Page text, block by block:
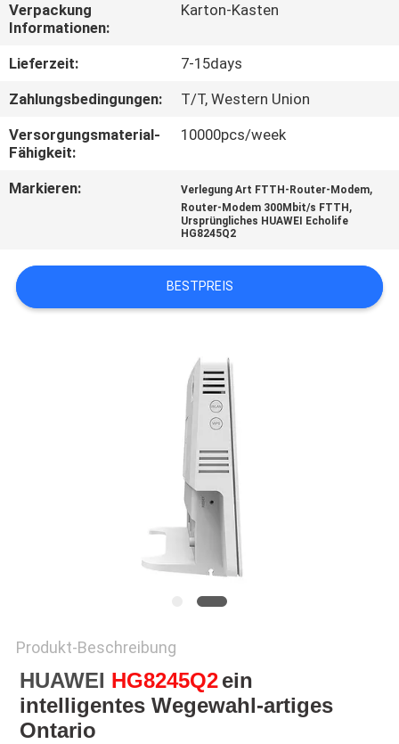
TRETEN
SIE
MIT
IN
VERBINDUNG
SIE
EIN
Verpackung
Informationen:
Karton-Kasten
Lieferzeit:
7-15days
Zahlungsbedingungen:
T/T, Western Union
Versorgungsmaterial-
Fähigkeit:
10000pcs/week
Markieren: Verlegung Art FTTH-Router-Modem,
Router-Modem 300Mbit/s FTTH ,
Ursprüngliches HUAWEI Echolife
HG8245Q2
BESTPREIS
Produkt-Beschreibung
HUAWEI HG8245Q2ein
intelligentes Wegewahl-artiges
Ontario